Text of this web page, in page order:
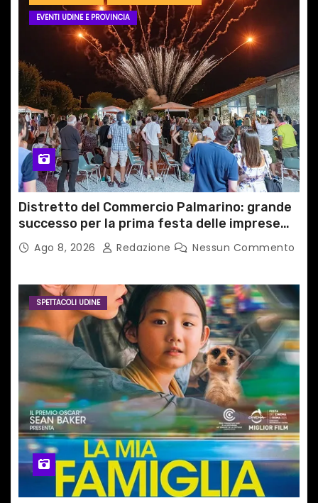
EVENTI UDINE E PROVINCIA
Distretto del Commercio Palmarino: grande
successo per la prima festa delle imprese
del territorio
Ago 8, 2026 Redazione Nessun Commento
SPETTACOLI UDINE